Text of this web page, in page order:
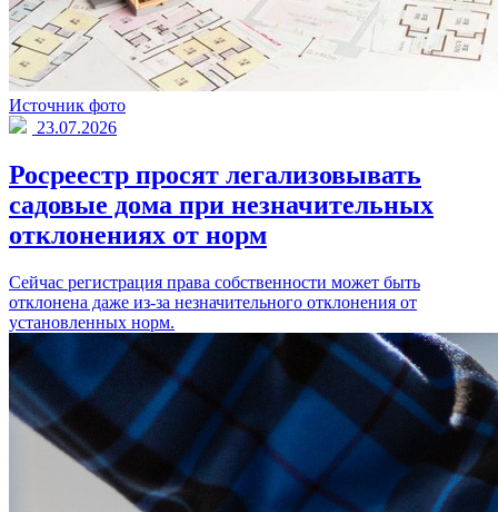
Источник фото
23.07.2026
Росреестр просят легализовывать
садовые дома при незначительных
отклонениях от норм
Сейчас регистрация права собственности может быть
отклонена даже из-за незначительного отклонения от
установленных норм.